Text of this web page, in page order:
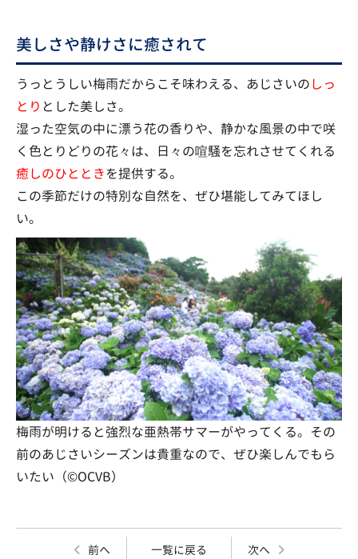
美しさや静けさに癒されて
うっとうしい梅雨だからこそ味わえる、あじさいのしっ
とり とした美しさ。
湿った空気の中に漂う花の香りや、静かな風景の中で咲
く色とりどりの花々は、日々の喧騒を忘れさせてくれる
癒しのひとときを提供する。
この季節だけの特別な自然を、ぜひ堪能してみてほし
い。
梅雨が明けると強烈な亜熱帯サマーがやってくる。その
前のあじさいシーズンは貴重なので、ぜひ楽しんでもら
いたい（©OCVB）
前へ 一覧に戻る 次へ